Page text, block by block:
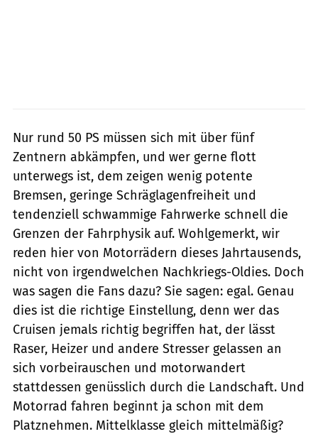
Nur rund 50 PS müssen sich mit über fünf
Zentnern abkämpfen, und wer gerne flott
unterwegs ist, dem zeigen wenig potente
Bremsen, geringe Schräglagenfreiheit und
tendenziell schwammige Fahrwerke schnell die
Grenzen der Fahrphysik auf. Wohlgemerkt, wir
reden hier von Motorrädern dieses Jahrtausends,
nicht von irgendwelchen Nachkriegs-Oldies. Doch
was sagen die Fans dazu? Sie sagen: egal. Genau
dies ist die richtige Einstellung, denn wer das
Cruisen jemals richtig begriffen hat, der lässt
Raser, Heizer und andere Stresser gelassen an
sich vorbeirauschen und motorwandert
stattdessen genüsslich durch die Landschaft. Und
Motorrad fahren beginnt ja schon mit dem
Platznehmen. Mittelklasse gleich mittelmäßig?